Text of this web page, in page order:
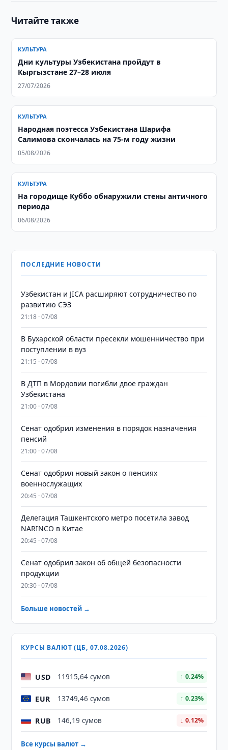
Читайте также
КУЛЬТУРА
Дни культуры Узбекистана пройдут в
Кыргызстане 27–28 июля
27/07/2026
КУЛЬТУРА
Народная поэтесса Узбекистана Шарифа
Салимова скончалась на 75-м году жизни
05/08/2026
КУЛЬТУРА
На городище Куббо обнаружили стены античного
периода
06/08/2026
ПОСЛЕДНИЕ НОВОСТИ
Узбекистан и JICA расширяют сотрудничество по
развитию СЭЗ
21:18 · 07/08
В Бухарской области пресекли мошенничество при
поступлении в вуз
21:15 · 07/08
В ДТП в Мордовии погибли двое граждан
Узбекистана
21:00 · 07/08
Сенат одобрил изменения в порядок назначения
пенсий
21:00 · 07/08
Сенат одобрил новый закон о пенсиях
военнослужащих
20:45 · 07/08
Делегация Ташкентского метро посетила завод
NARINCO в Китае
20:45 · 07/08
Сенат одобрил закон об общей безопасности
продукции
20:30 · 07/08
Больше новостей →
КУРСЫ ВАЛЮТ (ЦБ, 07.08.2026)
USD 11915,64 сумов ↑ 0.24%
EUR 13749,46 сумов ↑ 0.23%
RUB 146,19 сумов ↓ 0.12%
Все курсы валют →